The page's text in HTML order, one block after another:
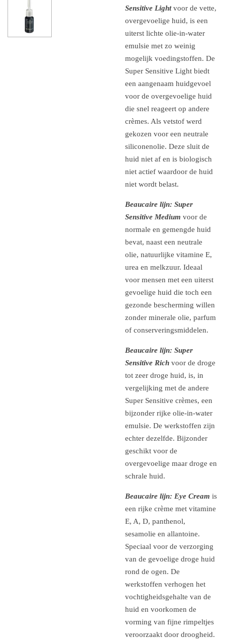
Sensitive Lightvoor de vette,
overgevoelige huid, is een
uiterst lichte olie-in-water
emulsie met zo weinig
mogelijk voedingstoffen. De
Super Sensitive Light biedt
een aangenaam huidgevoel
voor de overgevoelige huid
die snel reageert op andere
crèmes. Als vetstof werd
gekozen voor een neutrale
siliconenolie. Deze sluit de
huid niet af en is biologisch
niet actief waardoor de huid
niet wordt belast.
Beaucaire lijn: Super
Sensitive Medium voor de
normale en gemengde huid
bevat, naast een neutrale
olie, natuurlijke vitamine E,
urea en melkzuur. Ideaal
voor mensen met een uiterst
gevoelige huid die toch een
gezonde bescherming willen
zonder minerale olie, parfum
of conserveringsmiddelen.
Beaucaire lijn: Super
Sensitive Rich voor de droge
tot zeer droge huid, is, in
vergelijking met de andere
Super Sensitive crèmes, een
bijzonder rijke olie-in-water
emulsie. De werkstoffen zijn
echter dezelfde. Bijzonder
geschikt voor de
overgevoelige maar droge en
schrale huid.
Beaucaire lijn: Eye Cream is
een rijke crème met vitamine
E, A, D, panthenol,
sesamolie en allantoine.
Speciaal voor de verzorging
van de gevoelige droge huid
rond de ogen. De
werkstoffen verhogen het
vochtigheidsgehalte van de
huid en voorkomen de
vorming van fijne rimpeltjes
veroorzaakt door droogheid.